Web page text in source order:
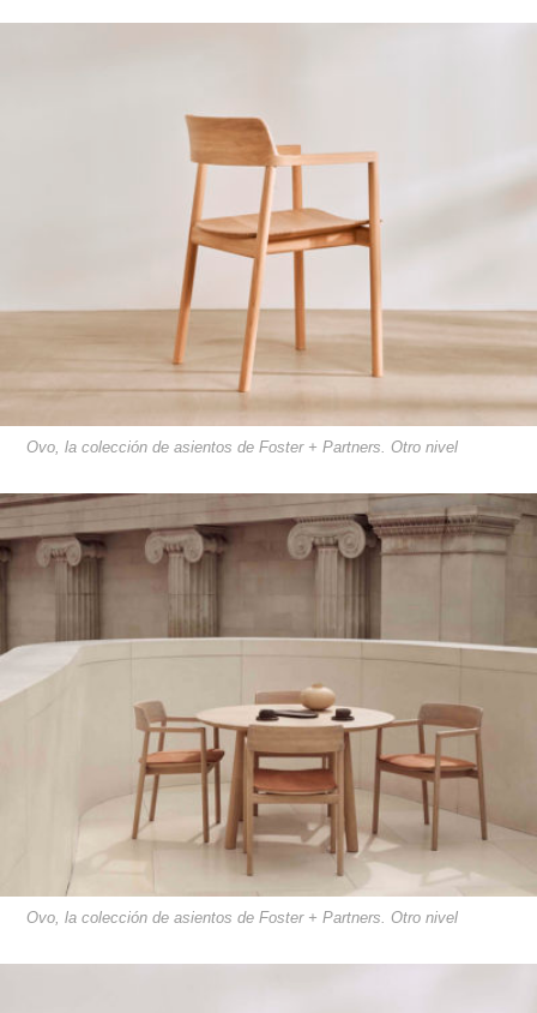
Ovo, la colección de asientos de Foster + Partners. Otro nivel
Ovo, la colección de asientos de Foster + Partners. Otro nivel